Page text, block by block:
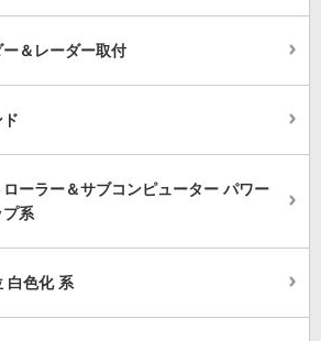
ー＆レーダー取付
ーラー＆サブコンピューター パワー
プ系
白色化 系